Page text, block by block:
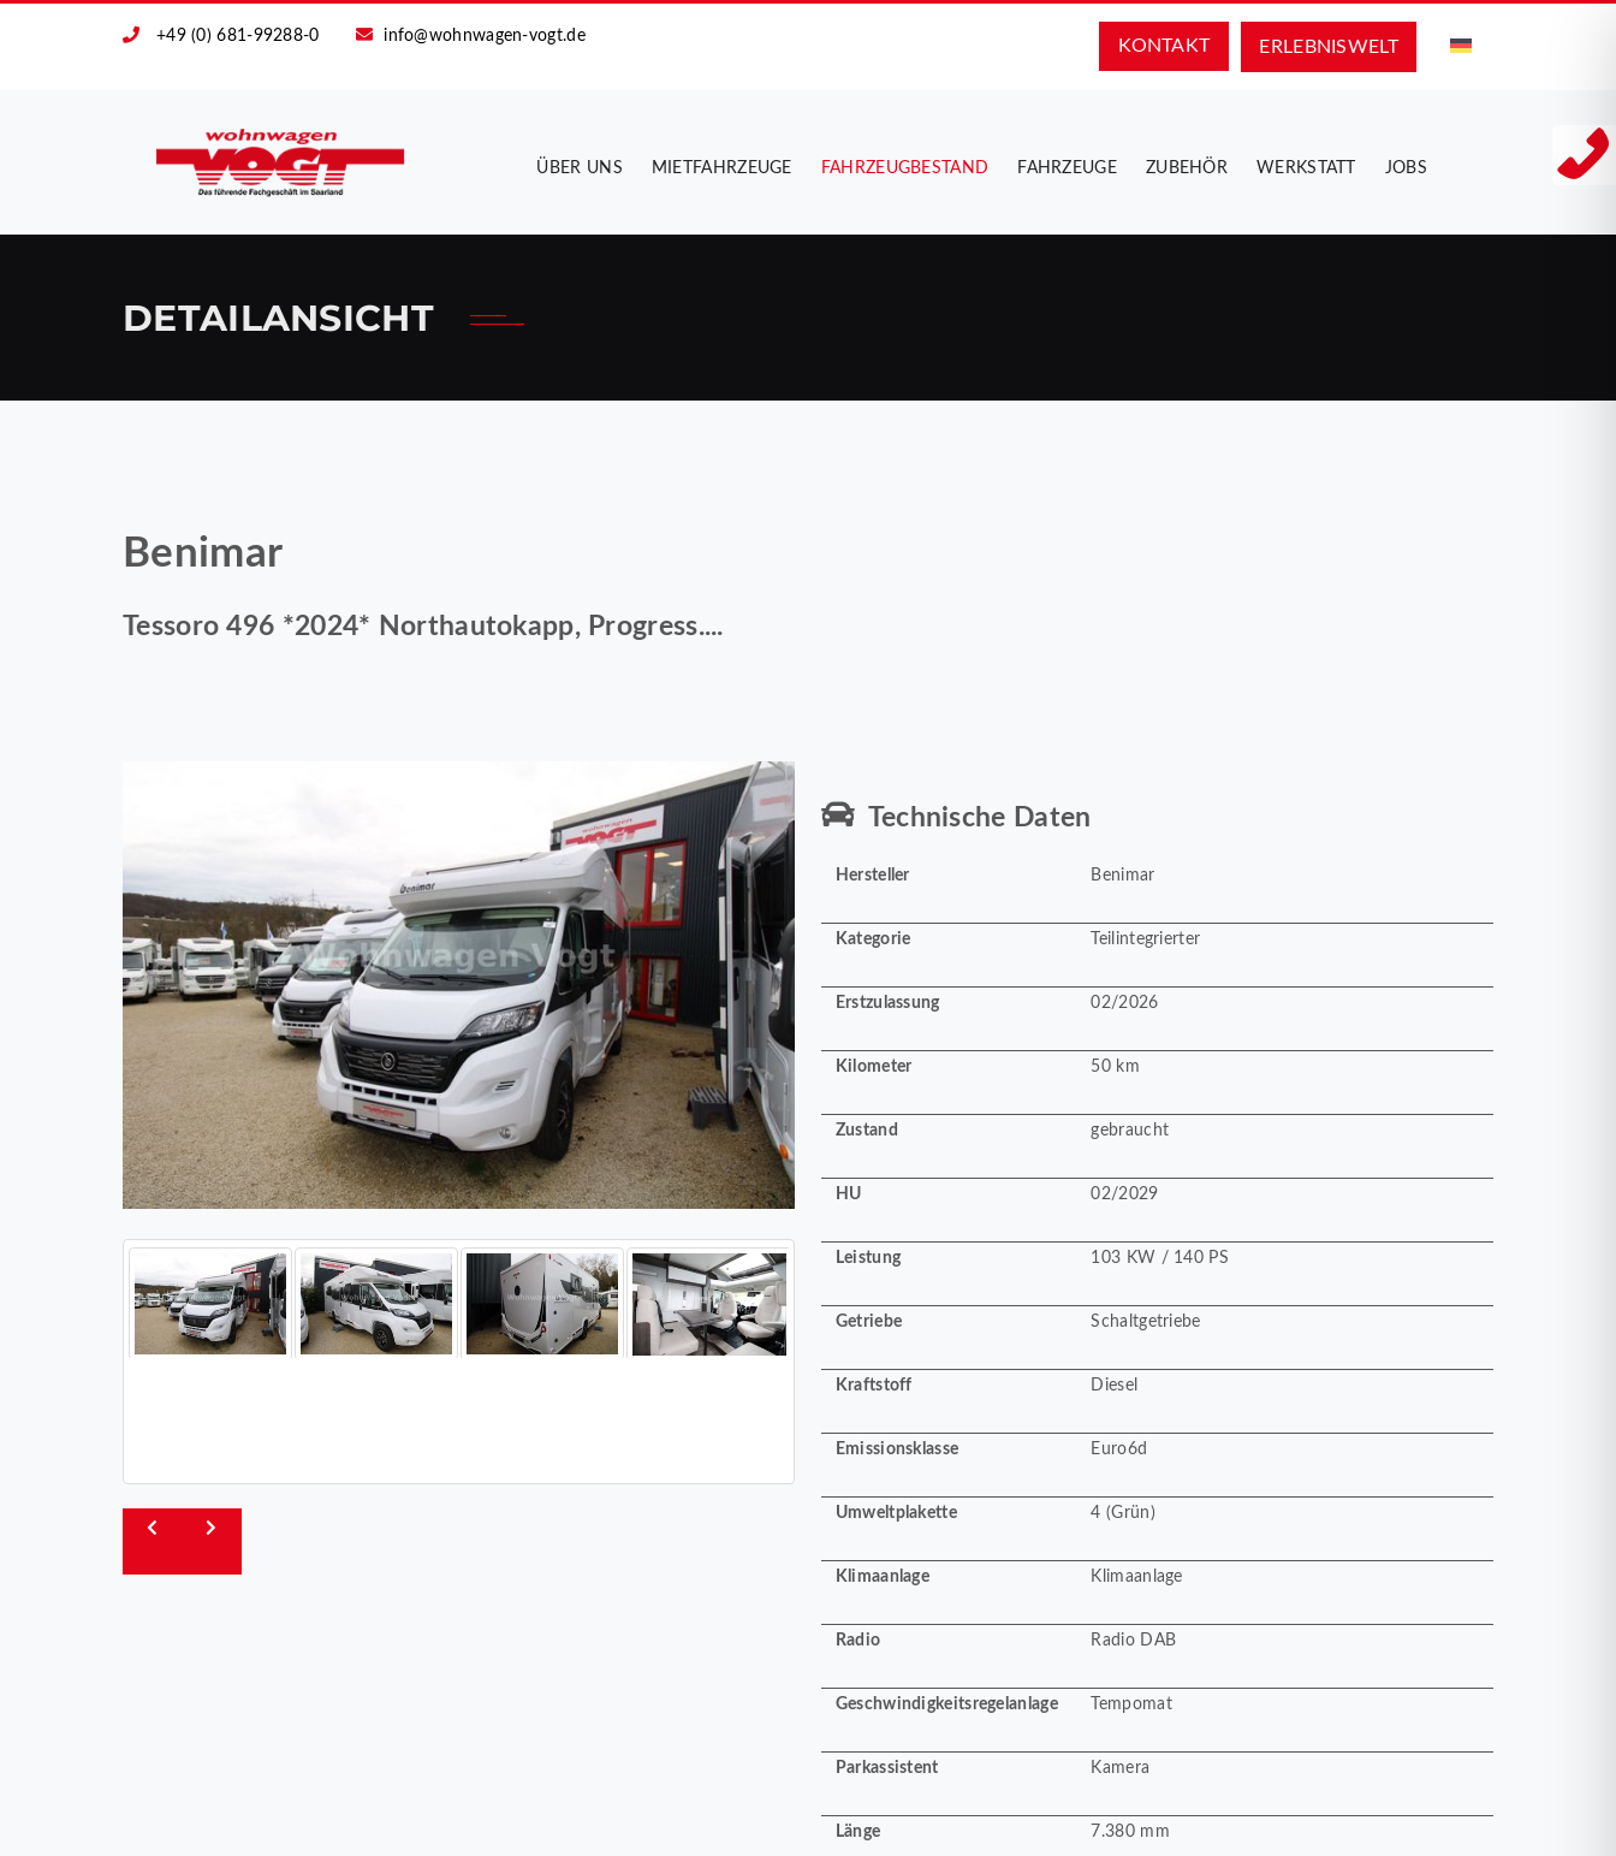
+49 (0) 681-99288-0 info@wohnwagen-vogt.de
ERLEBNIS­WELT
KONTAKT
ÜBER UNS MIETFAHRZEUGE FAHRZEUGBESTAND FAHRZEUGE ZUBEHÖR WERKSTATT JOBS
DETAILANSICHT
Benimar
Tessoro 496 *2024* Northautokapp, Progress....
Technische Daten
Hersteller Benimar
Kategorie Teilintegrierter
Erstzulassung 02/2026
Kilometer 50 km
Zustand gebraucht
HU 02/2029
Leistung 103 KW / 140 PS
Getriebe Schaltgetriebe
Kraftstoff Diesel
Emissionsklasse Euro6d
Umweltplakette 4 (Grün)
Klimaanlage Klimaanlage
Radio Radio DAB
Geschwindigkeitsregelanlage Tempomat
Parkassistent Kamera
Länge 7.380 mm